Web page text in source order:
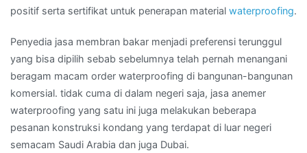
positif serta sertifikat untuk penerapan material waterproofing.
Penyedia jasa membran bakar menjadi preferensi terunggul
yang bisa dipilih sebab sebelumnya telah pernah menangani
beragam macam order waterproofing di bangunan-bangunan
komersial. tidak cuma di dalam negeri saja, jasa anemer
waterproofing yang satu ini juga melakukan beberapa
pesanan konstruksi kondang yang terdapat di luar negeri
semacam Saudi Arabia dan juga Dubai.